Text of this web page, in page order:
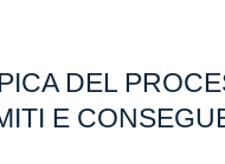
DEL
E